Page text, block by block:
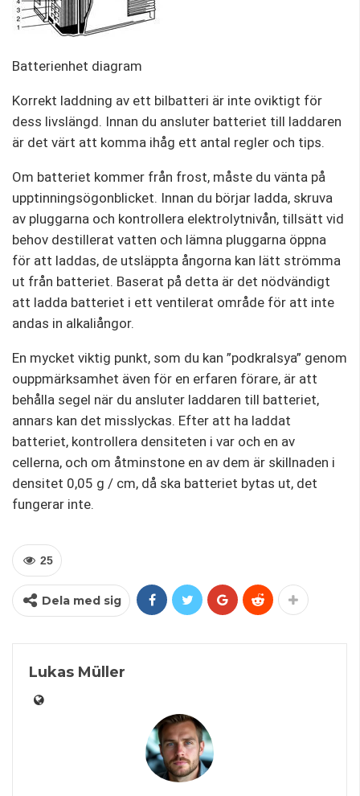
Batterienhet diagram
Korrekt laddning av ett bilbatteri är inte oviktigt för
dess livslängd. Innan du ansluter batteriet till laddaren
är det värt att komma ihåg ett antal regler och tips.
Om batteriet kommer från frost, måste du vänta på
upptinningsögonblicket. Innan du börjar ladda, skruva
av pluggarna och kontrollera elektrolytnivån, tillsätt vid
behov destillerat vatten och lämna pluggarna öppna
för att laddas, de utsläppta ångorna kan lätt strömma
ut från batteriet. Baserat på detta är det nödvändigt
att ladda batteriet i ett ventilerat område för att inte
andas in alkaliångor.
En mycket viktig punkt, som du kan ”podkralsya” genom
ouppmärksamhet även för en erfaren förare, är att
behålla segel när du ansluter laddaren till batteriet,
annars kan det misslyckas. Efter att ha laddat
batteriet, kontrollera densiteten i var och en av
cellerna, och om åtminstone en av dem är skillnaden i
densitet 0,05 g / cm, då ska batteriet bytas ut, det
fungerar inte.
25
Dela med sig
Lukas Müller